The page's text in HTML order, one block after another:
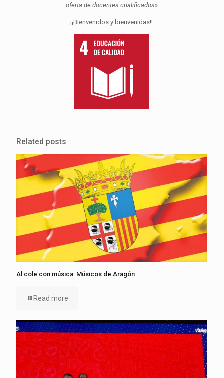
oferta de docentes cualificados»
¡¡Bienvenidos y bienvenidas!!
Related posts
Al cole con música: Músicos de Aragón
Read more